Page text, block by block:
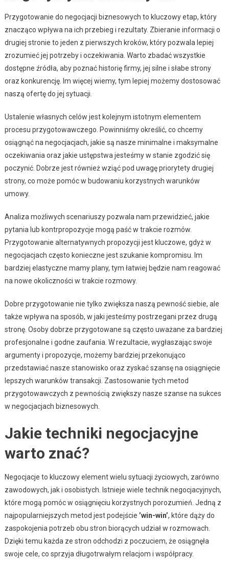
Przygotowanie do negocjacji biznesowych to kluczowy etap, który
znacząco wpływa na ich przebieg i rezultaty. Zbieranie informacji o
drugiej stronie to jeden z pierwszych kroków, który pozwala lepiej
zrozumieć jej potrzeby i oczekiwania. Warto zbadać wszystkie
dostępne źródła, aby poznać historię firmy, jej silne i słabe strony
oraz konkurencję. Im więcej wiemy, tym lepiej możemy dostosować
naszą ofertę do jej sytuacji.
Ustalenie własnych celów jest kolejnym istotnym elementem
procesu przygotowawczego. Powinniśmy określić, co chcemy
osiągnąć na negocjacjach, jakie są nasze minimalne i maksymalne
oczekiwania oraz jakie ustępstwa jesteśmy w stanie zgodzić się
poczynić. Dobrze jest również wziąć pod uwagę priorytety drugiej
strony, co może pomóc w budowaniu korzystnych warunków
umowy.
Analiza możliwych scenariuszy pozwala nam przewidzieć, jakie
pytania lub kontrpropozycje mogą paść w trakcie rozmów.
Przygotowanie alternatywnych propozycji jest kluczowe, gdyż w
negocjacjach często konieczne jest szukanie kompromisu. Im
bardziej elastyczne mamy plany, tym łatwiej będzie nam reagować
na nowe okoliczności w trakcie rozmowy.
Dobre przygotowanie nie tylko zwiększa naszą pewność siebie, ale
także wpływa na sposób, w jaki jesteśmy postrzegani przez drugą
stronę. Osoby dobrze przygotowane są często uważane za bardziej
profesjonalne i godne zaufania. W rezultacie, wygłaszając swoje
argumenty i propozycje, możemy bardziej przekonująco
przedstawiać nasze stanowisko oraz zyskać szansę na osiągnięcie
lepszych warunków transakcji. Zastosowanie tych metod
przygotowawczych z pewnością zwiększy nasze szanse na sukces
w negocjacjach biznesowych.
Jakie techniki negocjacyjne
warto znać?
Negocjacje to kluczowy element wielu sytuacji życiowych, zarówno
zawodowych, jak i osobistych. Istnieje wiele technik negocjacyjnych,
które mogą pomóc w osiągnięciu korzystnych porozumień. Jedną z
najpopularniejszych metod jest podejście ’win-win’, które dąży do
zaspokojenia potrzeb obu stron biorących udział w rozmowach.
Dzięki temu każda ze stron odchodzi z poczuciem, że osiągnęła
swoje cele, co sprzyja długotrwałym relacjom i współpracy.